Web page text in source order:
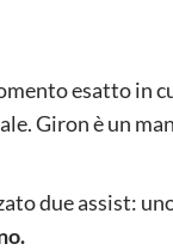
esatto in
Giron è un
due assist: